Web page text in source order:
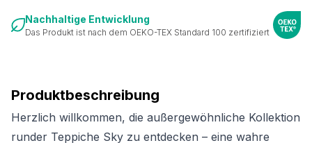
Produktbeschreibung
Herzlich willkommen, die außergewöhnliche Kollektion
runder Teppiche Sky zu entdecken – eine wahre
Nachhaltige Entwicklung
Das Produkt ist nach dem OEKO-TEX Standard 100 zertifiziert